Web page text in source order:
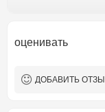
Обработка поверхности
оценивать
ДОБАВИТЬ